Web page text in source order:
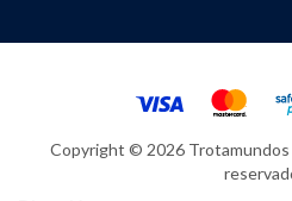
Copyright © 2026 Trotamundos